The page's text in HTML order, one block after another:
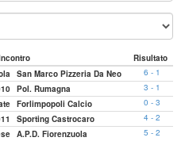
Risultato
San Marco Pizzeria Da Neo
6 - 1
Pol. Rumagna
3 - 1
Forlimpopoli Calcio
0 - 3
Sporting Castrocaro
4 - 2
A.P.D. Fiorenzuola 5 - 2